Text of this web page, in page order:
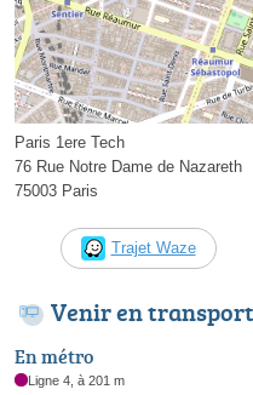
Paris 1ere Tech
76 Rue Notre Dame de Nazareth
75003 Paris
Trajet Waze
Venir en
En métro
Ligne 4, à 201 m